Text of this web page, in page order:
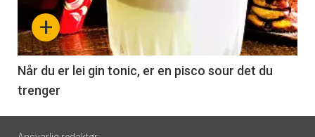
nå
-
6
+
Når du er lei gin tonic, er en pisco sour det du
trenger
Footer